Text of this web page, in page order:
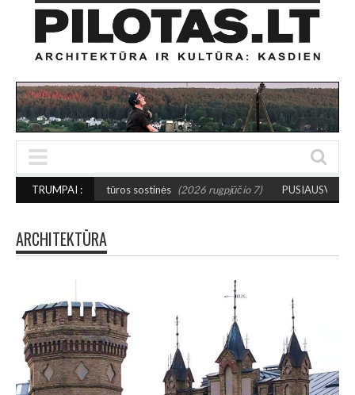
TRUMPAI :
sostinės (2026 rugpjūčio 7) PUSIAUSVYROS AKTAS
ARCHITEKTŪRA